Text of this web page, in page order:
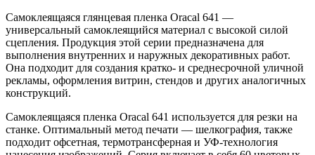
Самоклеящаяся глянцевая пленка Oracal 641 —
универсальный самоклеящийся материал с высокой силой
сцепления. Продукция этой серии предназначена для
выполнения внутренних и наружных декоративных работ.
Она подходит для создания кратко- и среднесрочной уличной
рекламы, оформления витрин, стендов и других аналогичных
конструкций.
Самоклеящаяся пленка Oracal 641 используется для резки на
станке. Оптимальный метод печати — шелкография, также
подходит офсетная, термотрансферная и УФ-технология